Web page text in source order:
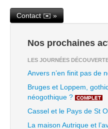
Contact ✉️ »
Nos prochaines
LES JOURNÉES
Anvers n’en finit pas de
Bruges et Loppem,
néogothique ?
COMPLET
Cassel et le Pays de St
La maison Autrique et